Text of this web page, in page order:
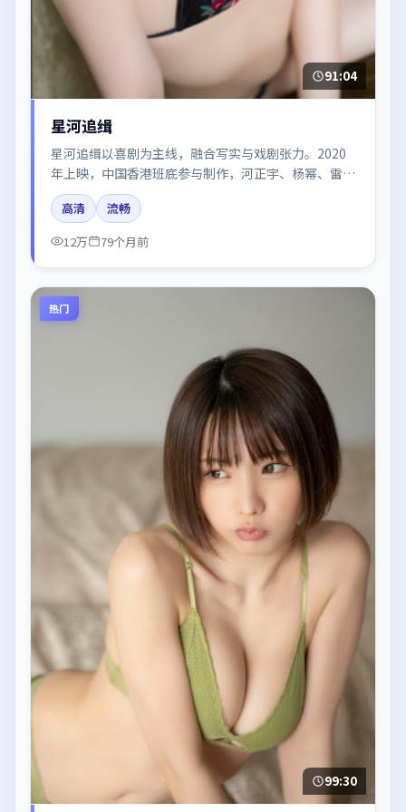
91:04
星河追缉
星河追缉以喜剧为主线，融合写实与戏剧张力。2020
年上映，中国香港班底参与制作，河正宇、杨幂、雷佳
音、汤唯、廖凡在片中呈现细腻表演，影像风格统一，
配乐与剪辑强化了情绪曲线。
高清
流畅
12万
79个月前
热门
99:30